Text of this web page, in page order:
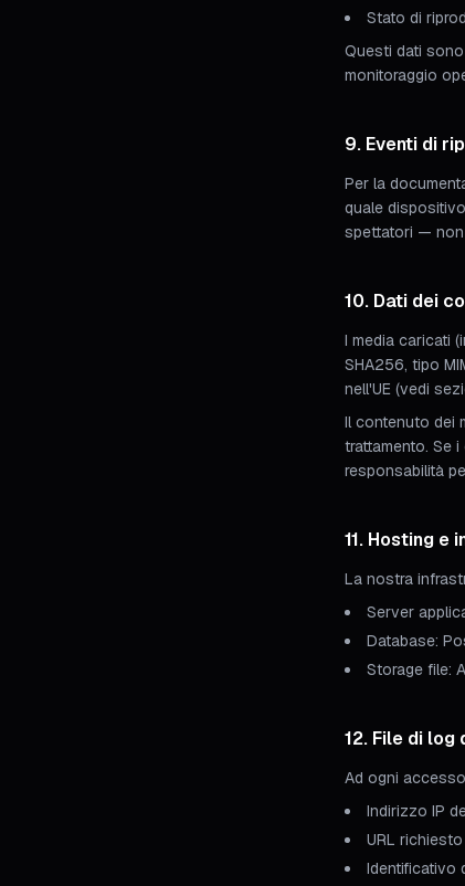
Stato di
Questi dati
monitoraggio
9. Eventi di
Per la
quale
spettatori — non
10. Dati dei
I media caricati
SHA256, tipo
nell'UE (vedi
Il contenuto dei
trattamento. Se
responsabilità
11. Hosting e
La nostra
Server
Database:
Storage file:
12. File di log
Ad ogni
Indirizzo IP
URL
Identificativo